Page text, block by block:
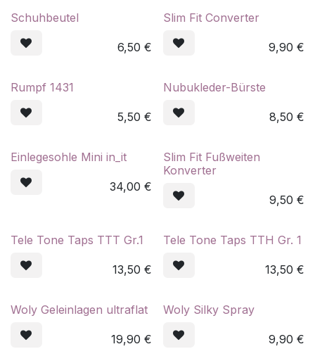
Schuhbeutel
6,50 €
Slim Fit Converter
9,90 €
Rumpf 1431
5,50 €
Nubukleder-Bürste
8,50 €
Einlegesohle Mini in_it
34,00 €
Slim Fit Fußweiten
Konverter
9,50 €
Tele Tone Taps TTT Gr.1
13,50 €
Tele Tone Taps TTH Gr. 1
13,50 €
Woly Geleinlagen ultraflat
19,90 €
Woly Silky Spray
9,90 €